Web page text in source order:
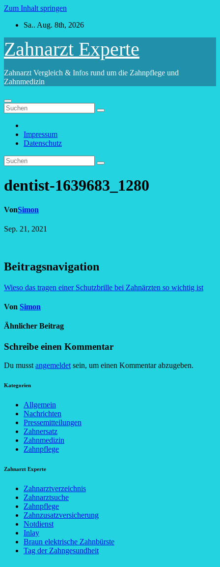
Zum Inhalt springen
Sa.. Aug. 8th, 2026
Zahnarzt Experte
Zahnarzt Vergleich & Infos rund um die Zahnpflege und
Zahnmedizin
Impressum
Datenschutz
dentist-1639683_1280
VonSimon
Sep. 21, 2021
Beitragsnavigation
Wieso das tragen einer Schutzbrille bei Zahnärzten so wichtig ist
Von Simon
Ähnlicher Beitrag
Schreibe einen Kommentar
Du musstangemeldetsein, um einen Kommentar abzugeben.
Kategorien
Allgemein
Nachrichten
Pressemitteilungen
Zahnersatz
Zahnmedizin
Zahnpflege
Zahnarzt Experte
Zahnarztverzeichnis
Zahnarztsuche
Zahnpflege
Zahnzusatzversicherung
Notdienst
Inlay
Braun elektrische Zahnbürste
Tag der Zahngesundheit